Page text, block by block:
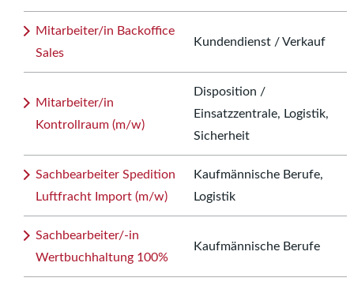
Mitarbeiter/in Backoffice
Sales
Kundendienst / Verkauf
Mitarbeiter/in
Kontrollraum (m/w)
Disposition /
Einsatzzentrale, Logistik,
Sicherheit
Sachbearbeiter Spedition
Luftfracht Import (m/w)
Kaufmännische Berufe,
Logistik
Sachbearbeiter/-in
Wertbuchhaltung 100%
Kaufmännische Berufe